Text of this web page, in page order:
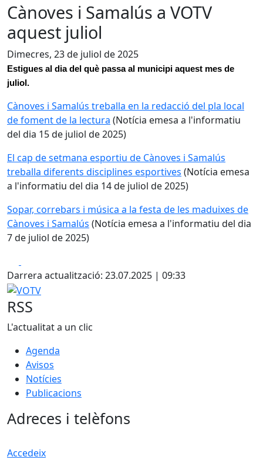
Cànoves i Samalús a VOTV
aquest juliol
Dimecres, 23 de juliol de 2025
Estigues al dia del què passa al municipi aquest mes de
juliol.
Cànoves i Samalús treballa en la redacció del pla local
de foment de la lectura (Notícia emesa a l'informatiu
del dia 15 de juliol de 2025)
El cap de setmana esportiu de Cànoves i Samalús
treballa diferents disciplines esportives (Notícia emesa
a l'informatiu del dia 14 de juliol de 2025)
Sopar, correbars i música a la festa de les maduixes de
Cànoves i Samalús (Notícia emesa a l'informatiu del dia
7 de juliol de 2025)
Darrera actualització: 23.07.2025 | 09:33
VOTV
RSS
L'actualitat a un clic
Agenda
Avisos
Notícies
Publicacions
Adreces i telèfons
Accedeix